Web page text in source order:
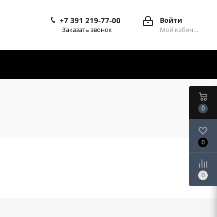
Войти
Мой кабинет
+7 391 219-77-00
Заказать звонок
0
0
0